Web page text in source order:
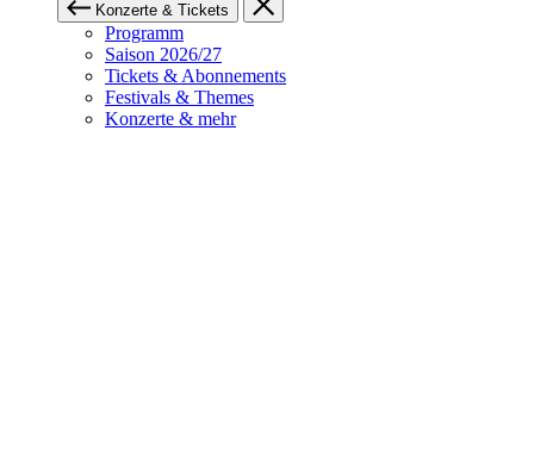
Konzerte & Tickets
Programm
Saison 2026/27
Tickets & Abonnements
Festivals & Themes
Konzerte & mehr